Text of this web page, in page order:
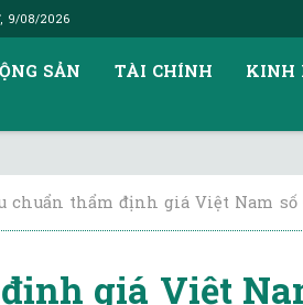
9/08/2026
SẢN TÀI CHÍNH KINH
chuẩn thẩm định giá Việt Nam số
giá Việt